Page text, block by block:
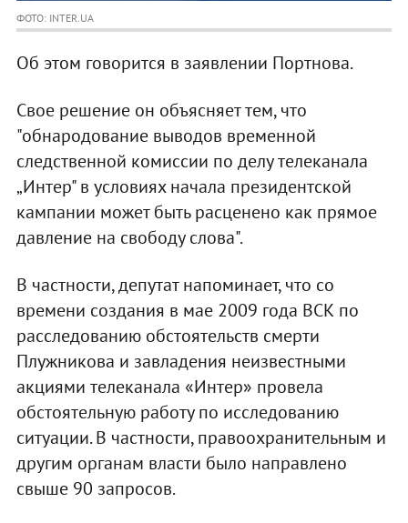
ФОТО: INTER.UA
Об этом говорится в заявлении Портнова.
Свое решение он объясняет тем, что
"обнародование выводов временной
следственной комиссии по делу телеканала
„Интер" в условиях начала президентской
кампании может быть расценено как прямое
давление на свободу слова".
В частности, депутат напоминает, что со
времени создания в мае 2009 года ВСК по
расследованию обстоятельств смерти
Плужникова и завладения неизвестными
акциями телеканала «Интер» провела
обстоятельную работу по исследованию
ситуации. В частности, правоохранительным и
другим органам власти было направлено
свыше 90 запросов.